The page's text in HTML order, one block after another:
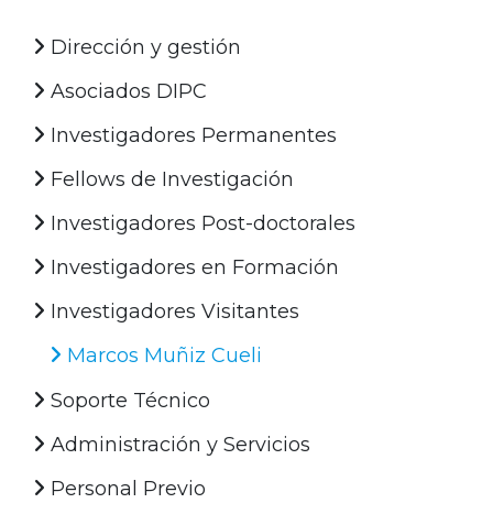
Dirección y gestión
Asociados DIPC
Investigadores Permanentes
Fellows de Investigación
Investigadores Post-doctorales
Investigadores en Formación
Investigadores Visitantes
Marcos Muñiz Cueli
Soporte Técnico
Administración y Servicios
Personal Previo